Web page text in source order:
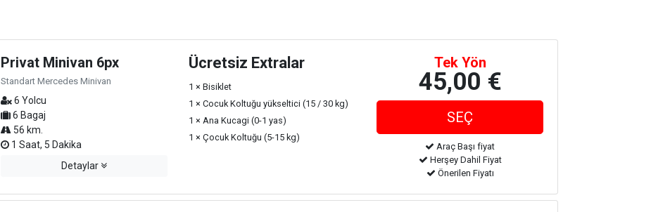
Privat Minivan 6px
Standart Mercedes Minivan
6 Yolcu
6 Bagaj
56 km.
1 Saat, 5 Dakika
Detaylar
Ücretsiz Extralar
1 × Bisiklet
1 × Cocuk Koltuğu yükseltici (15 / 30 kg)
1 × Ana Kucagi (0-1 yas)
1 × Çocuk Koltuğu (5-15 kg)
Tek Yön
45,00 €
Araç Başı fiyat
Herşey Dahil Fiyat
Önerilen Fiyatı